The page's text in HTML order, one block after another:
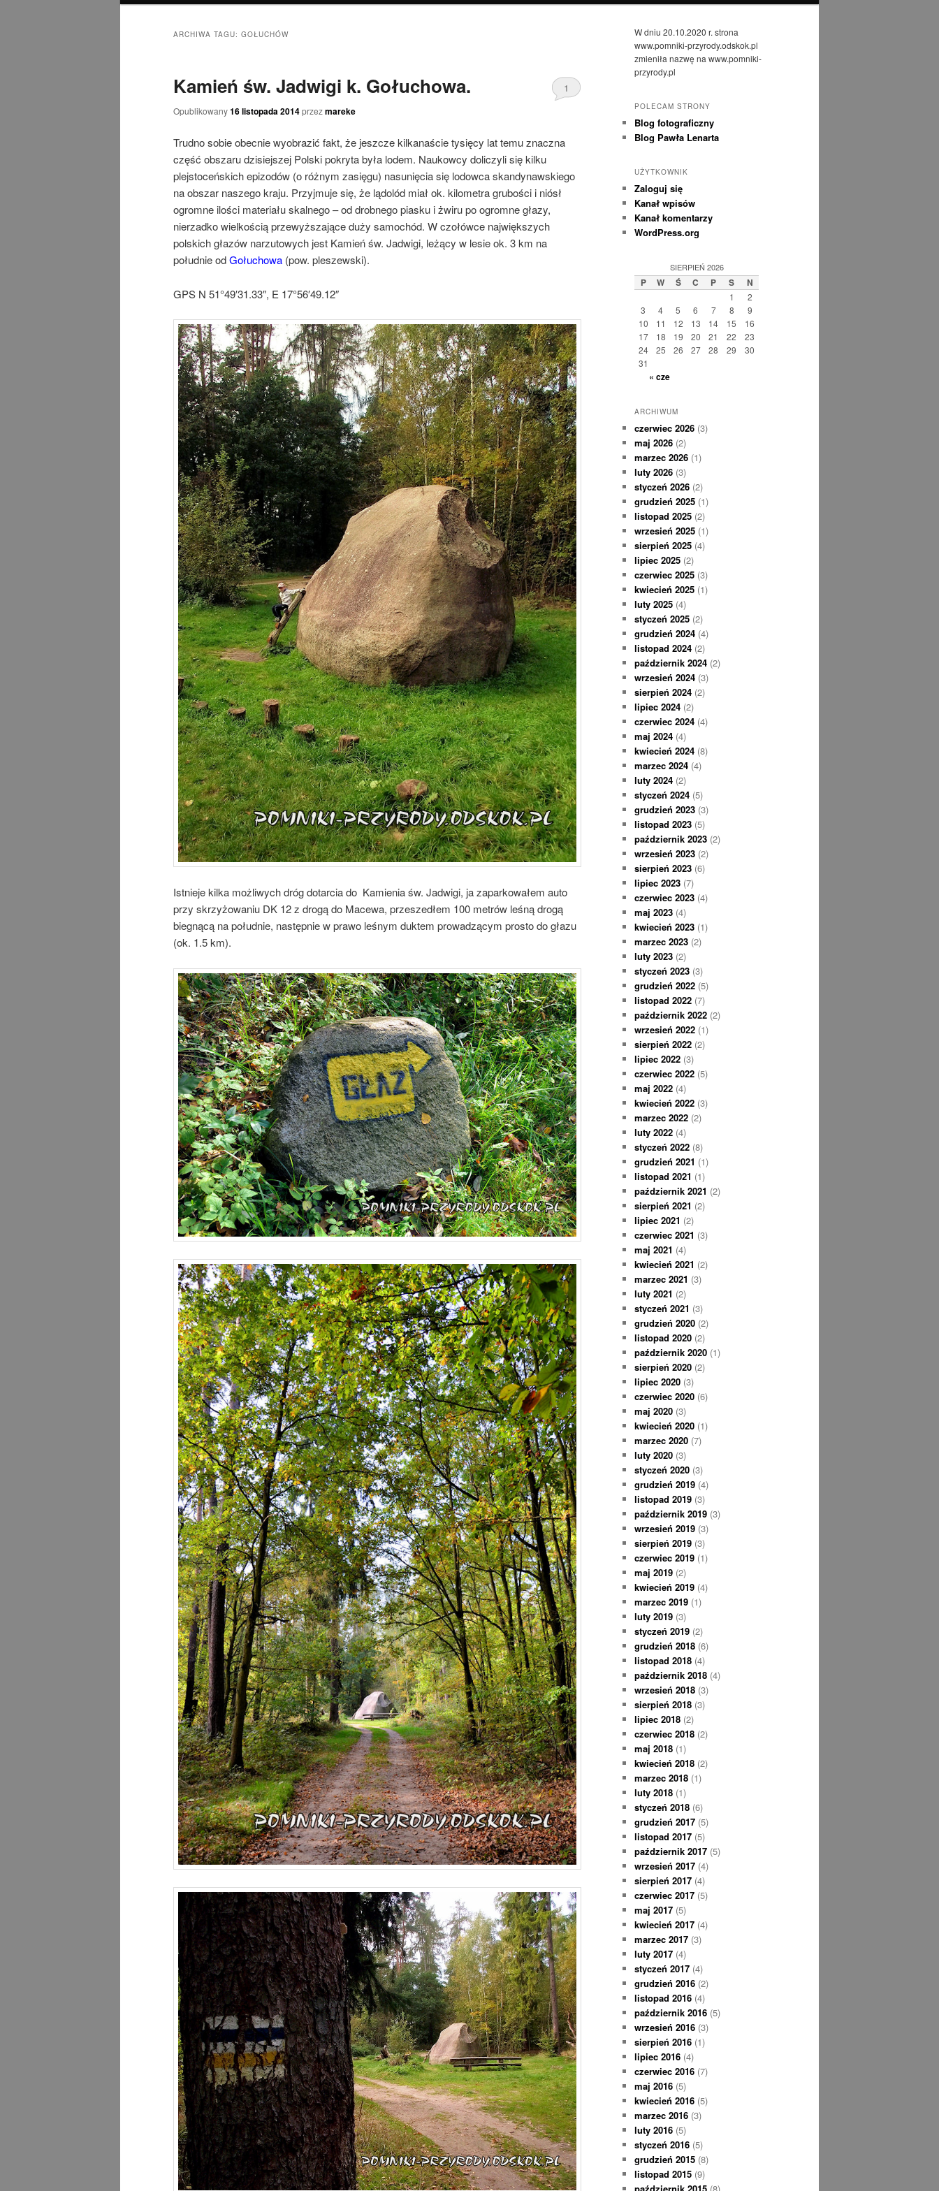
ARCHIWA TAGU: GOŁUCHÓW
Kamień św. Jadwigi k. Gołuchowa.
Opublikowany16 listopada 2014przezmareke
1
Trudno sobie obecnie wyobrazić fakt, że jeszcze kilkanaście tysięcy lat temu znaczna
część obszaru dzisiejszej Polski pokryta była lodem. Naukowcy doliczyli się kilku
plejstoceńskich epizodów (o różnym zasięgu) nasunięcia się lodowca skandynawskiego
na obszar naszego kraju. Przyjmuje się, że lądolód miał ok. kilometra grubości i niósł
ogromne ilości materiału skalnego – od drobnego piasku i żwiru po ogromne głazy,
nierzadko wielkością przewyższające duży samochód. W czołówce największych
polskich głazów narzutowych jest Kamień św. Jadwigi, leżący w lesie ok. 3 km na
południe odGołuchowa (pow. pleszewski).
GPS N 51°49′31.33″, E 17°56′49.12″
Istnieje kilka możliwych dróg dotarcia do Kamienia św. Jadwigi, ja zaparkowałem auto
przy skrzyżowaniu DK 12 z drogą do Macewa, przeszedłem 100 metrów leśną drogą
biegnącą na południe, następnie w prawo leśnym duktem prowadzącym prosto do głazu
(ok. 1.5 km).
W dniu 20.10.2020 r. strona
www.pomniki-przyrody.odskok.pl
zmieniła nazwę na www.pomniki-
przyrody.pl
POLECAM STRONY
Blog fotograficzny
Blog Pawła Lenarta
UŻYTKOWNIK
Zaloguj się
Kanał wpisów
Kanał komentarzy
WordPress.org
SIERPIEŃ 2026
P W Ś C P S N
1
2
3
4 5 6 7 8
9
10
11 12 13 14 15
16
17
18 19 20 21 22
23
24
25 26 27 28 29
30
31
« cze
ARCHIWUM
czerwiec 2026 (3)
maj 2026 (2)
marzec 2026 (1)
luty 2026 (3)
styczeń 2026 (2)
grudzień 2025 (1)
listopad 2025 (2)
wrzesień 2025 (1)
sierpień 2025 (4)
lipiec 2025 (2)
czerwiec 2025 (3)
kwiecień 2025 (1)
luty 2025 (4)
styczeń 2025 (2)
grudzień 2024 (4)
listopad 2024 (2)
październik 2024 (2)
wrzesień 2024 (3)
sierpień 2024 (2)
lipiec 2024 (2)
czerwiec 2024 (4)
maj 2024 (4)
kwiecień 2024 (8)
marzec 2024 (4)
luty 2024 (2)
styczeń 2024 (5)
grudzień 2023 (3)
listopad 2023 (5)
październik 2023 (2)
wrzesień 2023 (2)
sierpień 2023 (6)
lipiec 2023 (7)
czerwiec 2023 (4)
maj 2023 (4)
kwiecień 2023 (1)
marzec 2023 (2)
luty 2023 (2)
styczeń 2023 (3)
grudzień 2022 (5)
listopad 2022 (7)
październik 2022 (2)
wrzesień 2022 (1)
sierpień 2022 (2)
lipiec 2022 (3)
czerwiec 2022 (5)
maj 2022 (4)
kwiecień 2022 (3)
marzec 2022 (2)
luty 2022 (4)
styczeń 2022 (8)
grudzień 2021 (1)
listopad 2021 (1)
październik 2021 (2)
sierpień 2021 (2)
lipiec 2021 (2)
czerwiec 2021 (3)
maj 2021 (4)
kwiecień 2021 (2)
marzec 2021 (3)
luty 2021 (2)
styczeń 2021 (3)
grudzień 2020 (2)
listopad 2020 (2)
październik 2020 (1)
sierpień 2020 (2)
lipiec 2020 (3)
czerwiec 2020 (6)
maj 2020 (3)
kwiecień 2020 (1)
marzec 2020 (7)
luty 2020 (3)
styczeń 2020 (3)
grudzień 2019 (4)
listopad 2019 (3)
październik 2019 (3)
wrzesień 2019 (3)
sierpień 2019 (3)
czerwiec 2019 (1)
maj 2019 (2)
kwiecień 2019 (4)
marzec 2019 (1)
luty 2019 (3)
styczeń 2019 (2)
grudzień 2018 (6)
listopad 2018 (4)
październik 2018 (4)
wrzesień 2018 (3)
sierpień 2018 (3)
lipiec 2018 (2)
czerwiec 2018 (2)
maj 2018 (1)
kwiecień 2018 (2)
marzec 2018 (1)
luty 2018 (1)
styczeń 2018 (6)
grudzień 2017 (5)
listopad 2017 (5)
październik 2017 (5)
wrzesień 2017 (4)
sierpień 2017 (4)
czerwiec 2017 (5)
maj 2017 (5)
kwiecień 2017 (4)
marzec 2017 (3)
luty 2017 (4)
styczeń 2017 (4)
grudzień 2016 (2)
listopad 2016 (4)
październik 2016 (5)
wrzesień 2016 (3)
sierpień 2016 (1)
lipiec 2016 (4)
czerwiec 2016 (7)
maj 2016 (5)
kwiecień 2016 (5)
marzec 2016 (3)
luty 2016 (5)
styczeń 2016 (5)
grudzień 2015 (8)
listopad 2015 (9)